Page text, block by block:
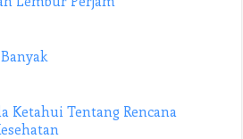
Ketahui Tentang Rencana